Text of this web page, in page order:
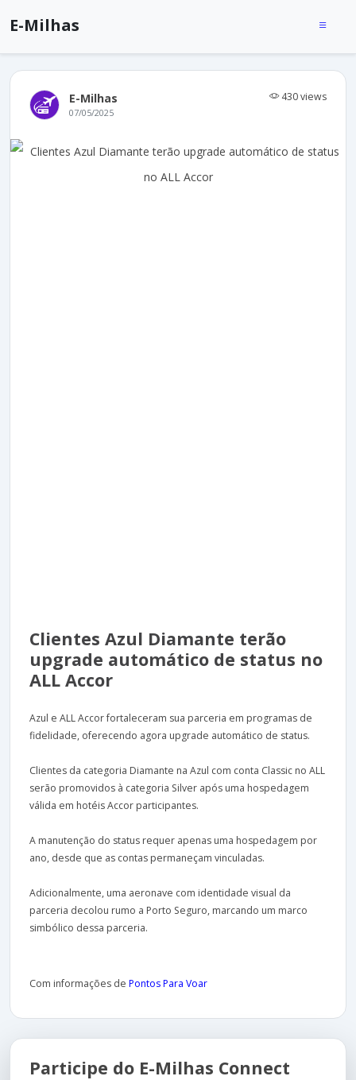
E-Milhas
E-Milhas 430 views
07/05/2025
Clientes Azul Diamante terão
upgrade automático de status no
ALL Accor
Azul e ALL Accor fortaleceram sua parceria em programas de
fidelidade, oferecendo agora upgrade automático de status.
Clientes da categoria Diamante na Azul com conta Classic no ALL
serão promovidos à categoria Silver após uma hospedagem
válida em hotéis Accor participantes.
A manutenção do status requer apenas uma hospedagem por
ano, desde que as contas permaneçam vinculadas.
Adicionalmente, uma aeronave com identidade visual da
parceria decolou rumo a Porto Seguro, marcando um marco
simbólico dessa parceria.
Com informações de Pontos Para Voar
Participe do E-Milhas Connect